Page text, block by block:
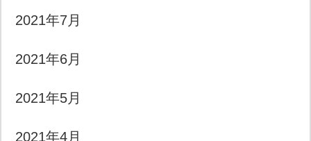
2021年7月
2021年6月
2021年5月
2021年4月